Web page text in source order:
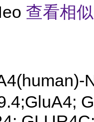
查看相似